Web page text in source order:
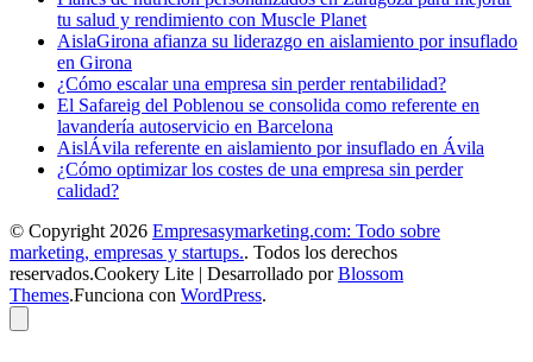
tu salud y rendimiento con Muscle Planet
AislaGirona afianza su liderazgo en aislamiento por insuflado
en Girona
¿Cómo escalar una empresa sin perder rentabilidad?
El Safareig del Poblenou se consolida como referente en
lavandería autoservicio en Barcelona
AislÁvila referente en aislamiento por insuflado en Ávila
¿Cómo optimizar los costes de una empresa sin perder
calidad?
© Copyright 2026 Empresasymarketing.com: Todo sobre
marketing, empresas y startups.. Todos los derechos
reservados.Cookery Lite | Desarrollado porBlossom
Themes.Funciona con WordPress.